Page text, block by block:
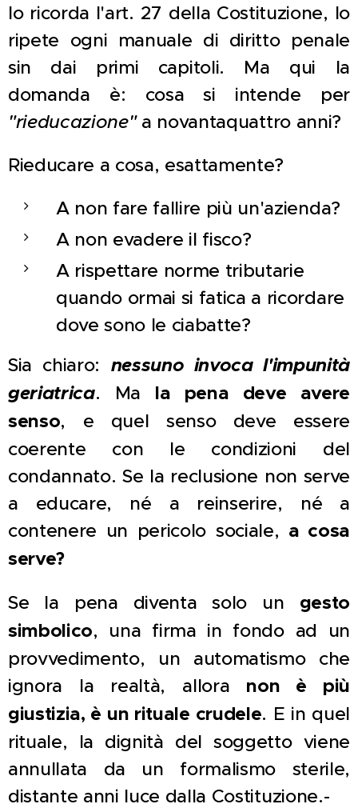
lo ricorda l'art. 27 della Costituzione, lo
ripete ogni manuale di diritto penale
sin dai primi capitoli. Ma qui la
domanda è: cosa si intende per
"rieducazione" a novantaquattro anni?
Rieducare a cosa, esattamente?
A non fare fallire più un'azienda?
A non evadere il fisco?
A rispettare norme tributarie
quando ormai si fatica a ricordare
dove sono le ciabatte?
Sia chiaro: nessuno invoca l'impunità
geriatrica. Ma la pena deve avere
senso, e quel senso deve essere
coerente con le condizioni del
condannato. Se la reclusione non serve
a educare, né a reinserire, né a
contenere un pericolo sociale, a cosa
serve?
Se la pena diventa solo un gesto
simbolico, una firma in fondo ad un
provvedimento, un automatismo che
ignora la realtà, allora non è più
giustizia, è un rituale crudele. E in quel
rituale, la dignità del soggetto viene
annullata da un formalismo sterile,
distante anni luce dalla Costituzione.-